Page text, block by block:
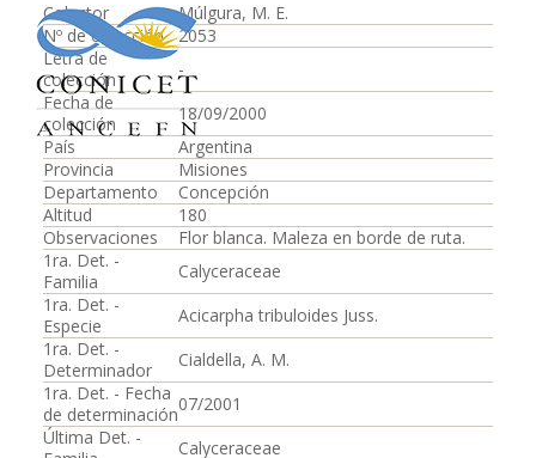
Colector
Múlgura, M. E.
Nº de colección
2053
Letra de
colección
-
Fecha de
colección
18/09/2000
País
Argentina
Provincia
Misiones
Departamento
Concepción
Altitud
180
Observaciones
Flor blanca. Maleza en borde de ruta.
1ra. Det. -
Familia
Calyceraceae
1ra. Det. -
Especie
Acicarpha tribuloides Juss.
1ra. Det. -
Determinador
Cialdella, A. M.
1ra. Det. - Fecha
de determinación07/2001
Última Det. -
Calyceraceae